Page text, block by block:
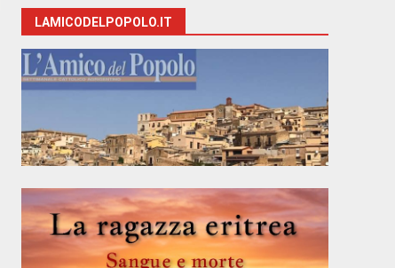
LAMICODELPOPOLO.IT